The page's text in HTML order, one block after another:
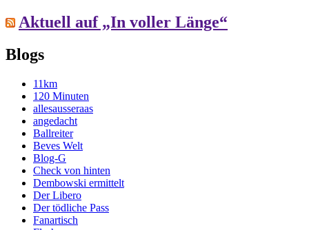
Aktuell auf „In voller Länge“
Blogs
11km
120 Minuten
allesausseraas
angedacht
Ballreiter
Beves Welt
Blog-G
Check von hinten
Dembowski ermittelt
Der Libero
Der tödliche Pass
Fanartisch